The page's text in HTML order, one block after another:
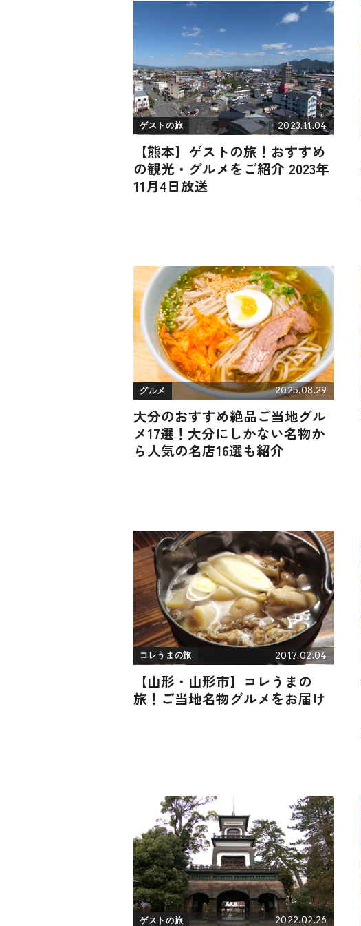
ゲストの旅 2023.11.04
【熊本】ゲストの旅！おすすめ
の観光・グルメをご紹介 2023年
11月4日放送
グルメ 2025.08.29
大分のおすすめ絶品ご当地グル
メ17選！大分にしかない名物か
ら人気の名店16選も紹介
コレうまの旅 2017.02.04
【山形・山形市】コレうまの
旅！ご当地名物グルメをお届け
ゲストの旅 2022.02.26